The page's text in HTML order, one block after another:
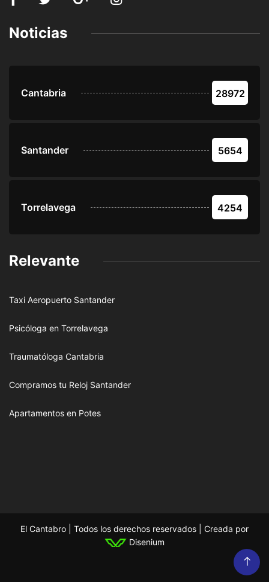
Noticias
Cantabria 28972
Santander 5654
Torrelavega 4254
Relevante
Taxi Aeropuerto Santander
Psicóloga en Torrelavega
Traumatóloga Cantabria
Compramos tu Reloj Santander
Apartamentos en Potes
El Cantabro | Todos los derechos reservados | Creada por
Disenium